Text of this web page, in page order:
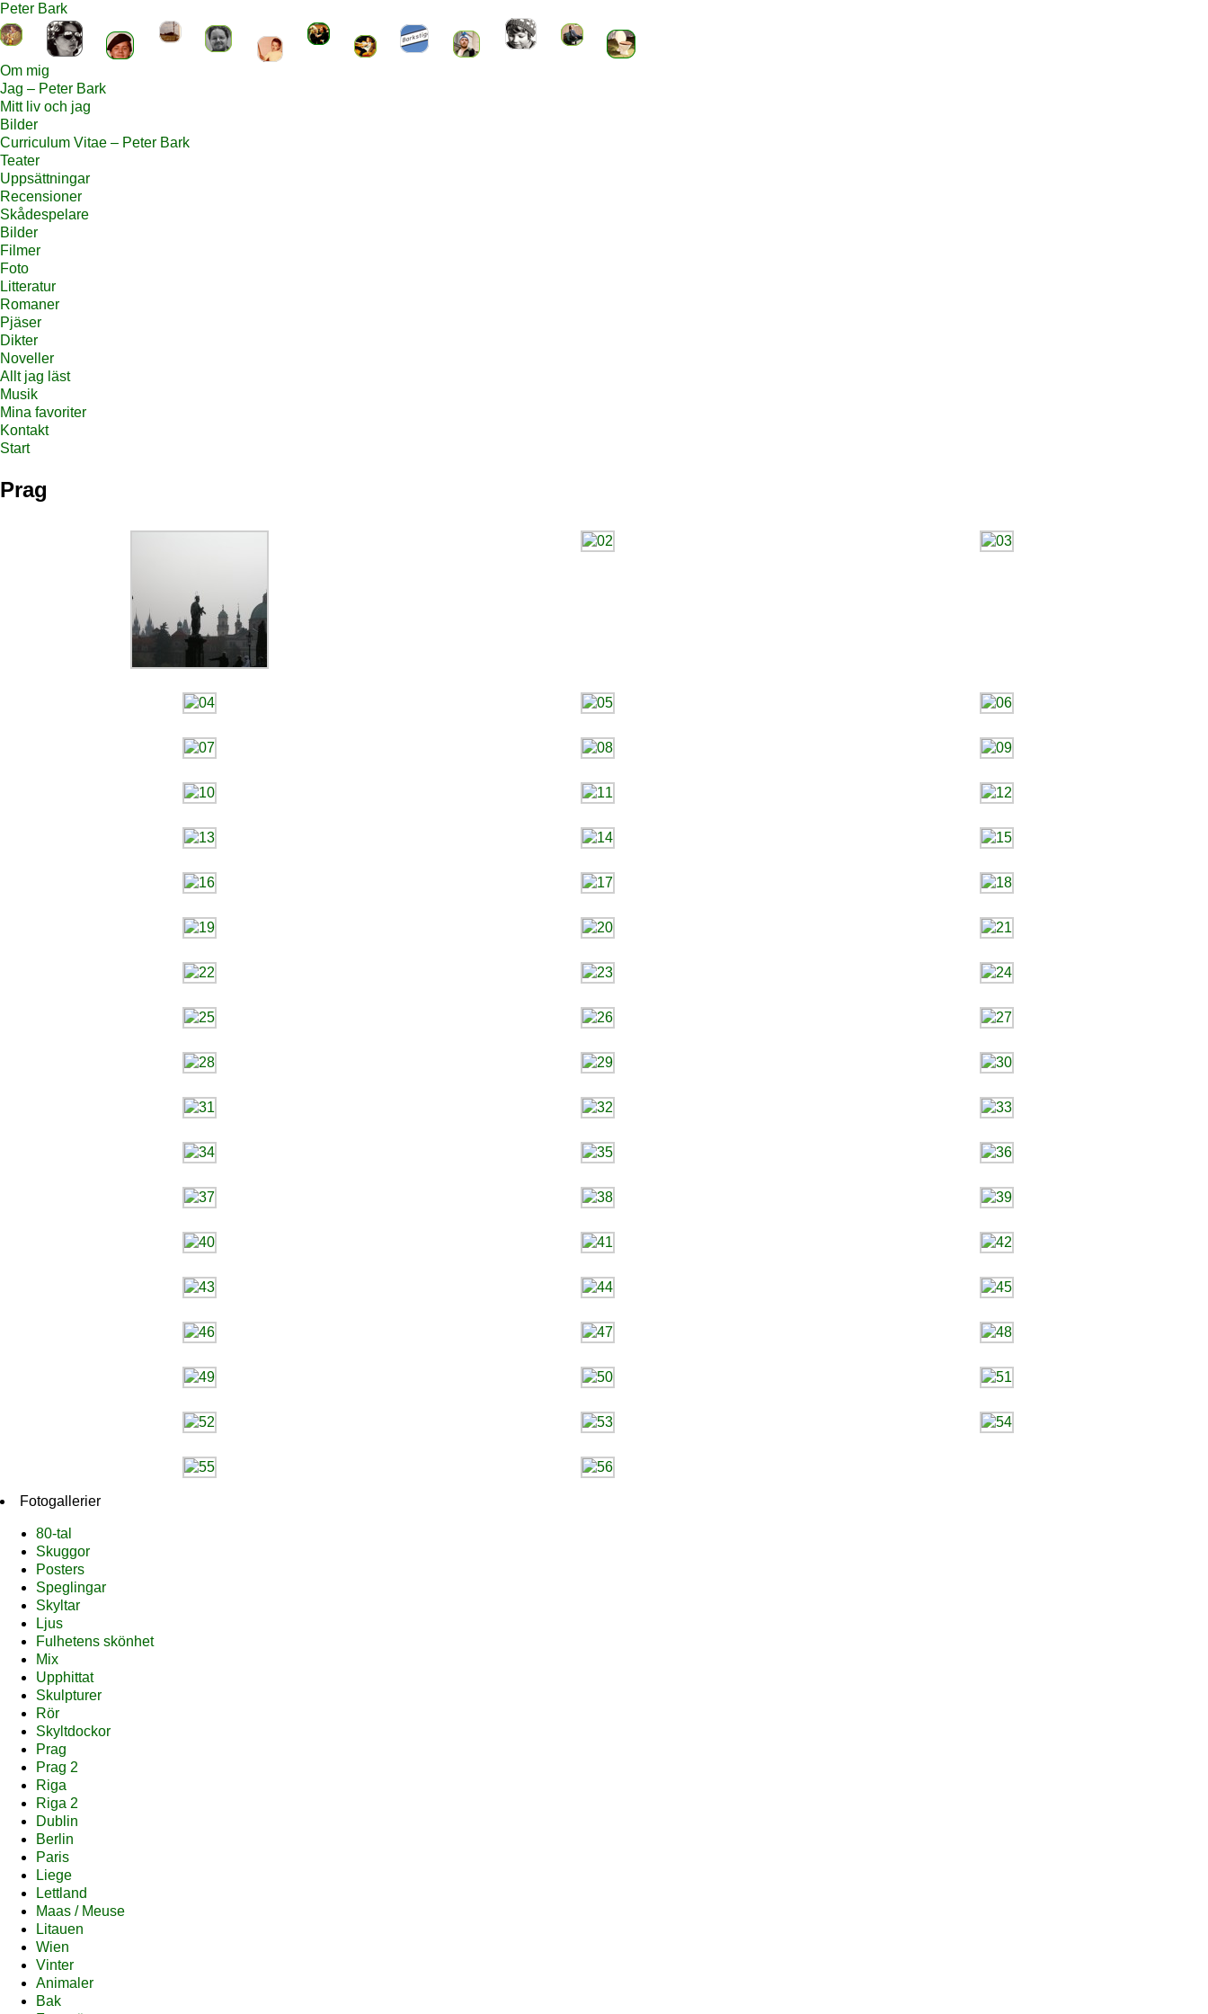
Peter Bark
Om mig
Jag – Peter Bark
Mitt liv och jag
Bilder
Curriculum Vitae – Peter Bark
Teater
Uppsättningar
Recensioner
Skådespelare
Bilder
Filmer
Foto
Litteratur
Romaner
Pjäser
Dikter
Noveller
Allt jag läst
Musik
Mina favoriter
Kontakt
Start
Prag
Fotogallerier
80-tal
Skuggor
Posters
Speglingar
Skyltar
Ljus
Fulhetens skönhet
Mix
Upphittat
Skulpturer
Rör
Skyltdockor
Prag
Prag 2
Riga
Riga 2
Dublin
Berlin
Paris
Liege
Lettland
Maas / Meuse
Litauen
Wien
Vinter
Animaler
Bak